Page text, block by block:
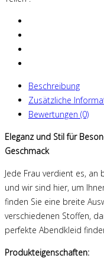
Beschreibung
Zusätzliche
Bewertungen (0)
Eleganz und Stil für
Geschmack
Jede Frau verdient es,
und wir sind hier, um
finden Sie eine breite
verschiedenen Stoffen,
perfekte Abendkleid
Produkteigenschaften: